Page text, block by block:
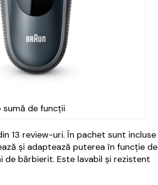
sumă de funcții
13 review-uri. În pachet sunt incluse
și adaptează puterea în funcție de
bărbierit. Este lavabil și rezistent